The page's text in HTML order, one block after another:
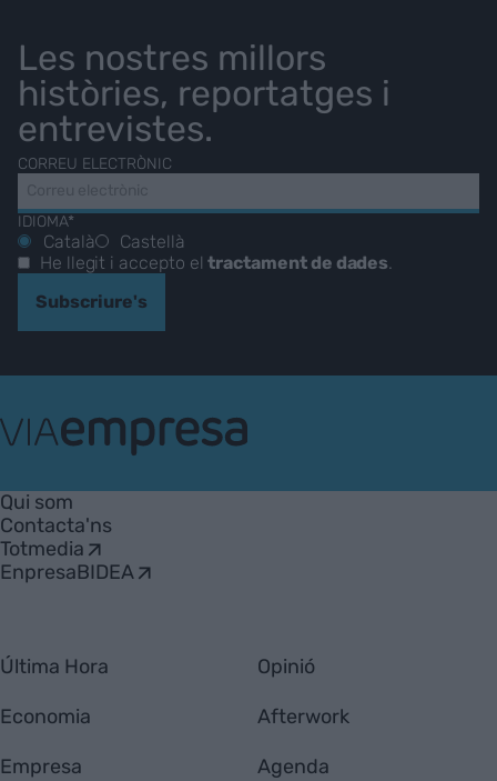
Les nostres millors
històries, reportatges i
entrevistes.
CORREU ELECTRÒNIC
IDIOMA*
Català
Castellà
He llegit i accepto eltractament de dades.
Subscriure's
Empresa
Qui som
Contacta'ns
Totmedia
EnpresaBIDEA
Última Hora
Economia
Empresa
Opinió
Afterwork
Agenda